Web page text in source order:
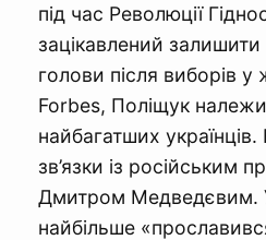
під час Революції
зацікавлений залишити
голови після виборів у
Forbes, Поліщук
найбагатших українців.
зв’язки із російським
Дмитром Медведєвим.
найбільше